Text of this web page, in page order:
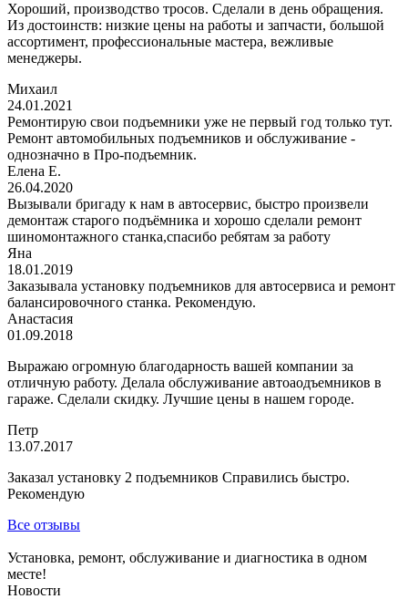
Хороший, производство тросов. Сделали в день обращения.
Из достоинств: низкие цены на работы и запчасти, большой
ассортимент, профессиональные мастера, вежливые
менеджеры.
Михаил
24.01.2021
Ремонтирую свои подъемники уже не первый год только тут.
Ремонт автомобильных подъемников и обслуживание -
однозначно в Про-подъемник.
Елена Е.
26.04.2020
Вызывали бригаду к нам в автосервис, быстро произвели
демонтаж старого подъёмника и хорошо сделали ремонт
шиномонтажного станка,спасибо ребятам за работу
Яна
18.01.2019
Заказывала установку подъемников для автосервиса и ремонт
балансировочного станка. Рекомендую.
Анастасия
01.09.2018
Выражаю огромную благодарность вашей компании за
отличную работу. Делала обслуживание автоаодъемников в
гараже. Сделали скидку. Лучшие цены в нашем городе.
Петр
13.07.2017
Заказал установку 2 подъемников Справились быстро.
Рекомендую
Все отзывы
Установка, ремонт, обслуживание и диагностика в одном
месте!
Новости